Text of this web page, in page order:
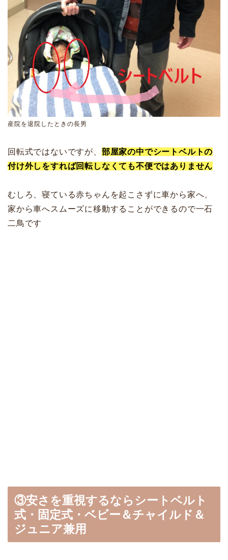
産院を退院したときの長男
回転式ではないですが、 部屋家の中でシートベルトの
付け外しをすれば回転しなくても不便ではありません
むしろ、寝ている赤ちゃんを起こさずに車から家へ、
家から車へスムーズに移動することができるので一石
二鳥です
③安さを重視するならシートベルト
式・固定式・ベビー＆チャイルド＆
ジュニア兼用